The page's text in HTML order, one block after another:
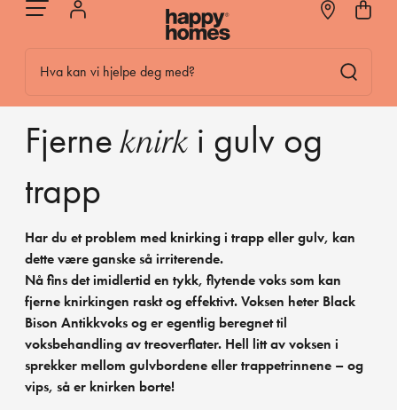
Hva kan vi hjelpe deg med?
Fjerne knirk i gulv og
trapp
Har du et problem med knirking i trapp eller gulv, kan
dette være ganske så irriterende.
Nå fins det imidlertid en tykk, flytende voks som kan
fjerne knirkingen raskt og effektivt. Voksen heter Black
Bison Antikkvoks og er egentlig beregnet til
voksbehandling av treoverflater. Hell litt av voksen i
sprekker mellom gulvbordene eller trappetrinnene – og
vips, så er knirken borte!